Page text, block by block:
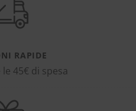
RAPIDE
45€ di spesa